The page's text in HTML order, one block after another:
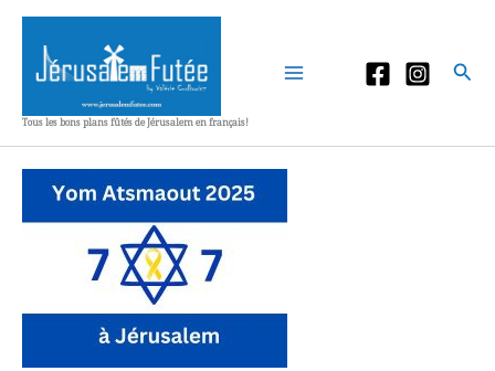
Aller
contenu
Tous les bons plans fûtés de Jérusalem en français!